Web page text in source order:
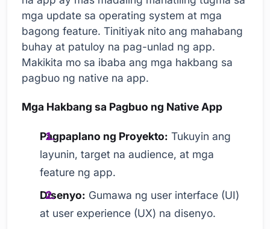
mga update sa operating system at mga
bagong feature. Tinitiyak nito ang mahabang
buhay at patuloy na pag-unlad ng app.
Makikita mo sa ibaba ang mga hakbang sa
pagbuo ng native na app.
Mga Hakbang sa Pagbuo ng Native App
Pagpaplano ng Proyekto: Tukuyin ang
layunin, target na audience, at mga
feature ng app.
Disenyo: Gumawa ng user interface (UI)
at user experience (UX) na disenyo.